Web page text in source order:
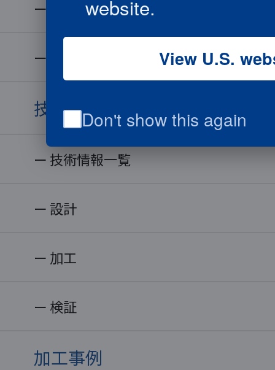
取り扱い材料
技術情報
技術情報一覧
設計
加工
検証
加工事例
website.
View U.S.
Don't show this again